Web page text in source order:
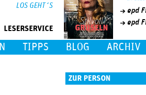
LESERSERVICE
epd
epd
TIPPS BLOG ARCHIV
ZUR PERSON